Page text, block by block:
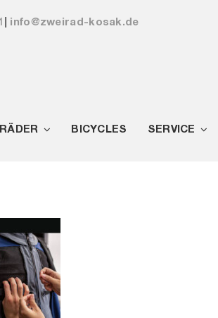
info@zweirad-kosak.de
BICYCLES SERVICE